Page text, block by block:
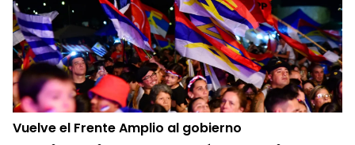
Vuelve el Frente Amplio al gobierno